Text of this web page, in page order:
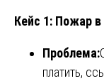
Кейс 1: Пожар в
Проблема:
платить,